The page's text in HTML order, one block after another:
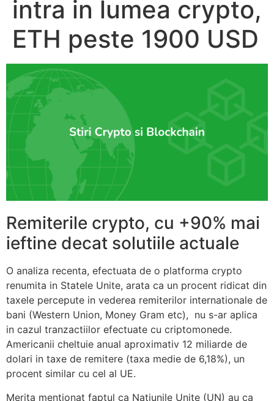
intra in lumea crypto,
ETH peste 1900 USD
Remiterile crypto, cu +90% mai
ieftine decat solutiile actuale
O analiza recenta, efectuata de o platforma crypto
renumita in Statele Unite, arata ca un procent ridicat din
taxele percepute in vederea remiterilor internationale de
bani (Western Union, Money Gram etc), nu s-ar aplica
in cazul tranzactiilor efectuate cu criptomonede.
Americanii cheltuie anual aproximativ 12 miliarde de
dolari in taxe de remitere (taxa medie de 6,18%), un
procent similar cu cel al UE.
Merita mentionat faptul ca Natiunile Unite (UN) au ca